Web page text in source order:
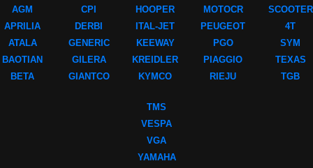
AGM
APRILIA
ATALA
BAOTIAN
BETA
CPI
DERBI
GENERIC
GILERA
GIANTCO
HOOPER
ITAL-JET
KEEWAY
KREIDLER
KYMCO
MOTOCR
PEUGEOT
PGO
PIAGGIO
RIEJU
SCOOTER
4T
SYM
TEXAS
TGB
TMS
VESPA
VGA
YAMAHA